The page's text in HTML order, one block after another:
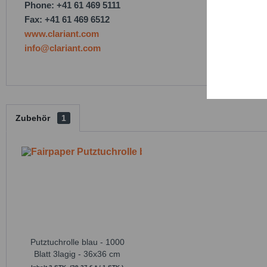
Phone: +41 61 469 5111
Fax: +41 61 469 6512
www.clariant.com
info@clariant.com
Zubehör 1
Putztuchrolle blau - 1000
Blatt 3lagig - 36x36 cm